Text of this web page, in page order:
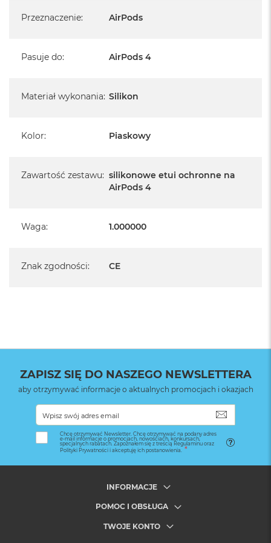
Przeznaczenie: AirPods
Pasuje do: AirPods 4
Materiał wykonania: Silikon
Kolor: Piaskowy
Zawartość zestawu: silikonowe etui ochronne na
AirPods 4
Waga: 1.000000
Znak zgodności: CE
ZAPISZ SIĘ DO NASZEGO NEWSLETTERA
aby otrzymywać informacje o aktualnych promocjach i okazjach
Chcę otrzymywać Newsletter. Chcę otrzymywać na podany adres
e-mail informacje o promocjach, nowościach, konkursach,
specjalnych rabatach. Zapoznałem się z treścią Regulaminu oraz
Polityki Prywatności i akceptuję ich postanowienia.
INFORMACJE
POMOC I OBSŁUGA
TWOJE KONTO